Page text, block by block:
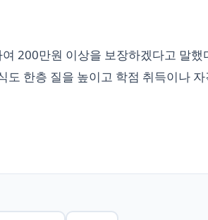
200만원 이상을 보장하겠다고 말했
도 한층 질을 높이고 학점 취득이나 자